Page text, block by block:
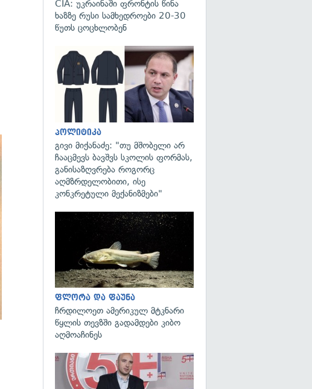
CIA: უკრაინაში ფრონტის წინა
ხაზზე რუსი სამხედროები 20-30
წუთს ცოცხლობენ
პოლიტიკა
გივი მიქანაძე: "თუ მშობელი არ
ჩააცმევს ბავშვს სკოლის ფორმას,
განისაზღვრება როგორც
აღმზრდელობითი, ისე
კონკრეტული მექანიზმები"
ფლორა და ფაუნა
ჩრდილოეთ ამერიკულ მტკნარი
წყლის თევზში გადამდები კიბო
აღმოაჩინეს